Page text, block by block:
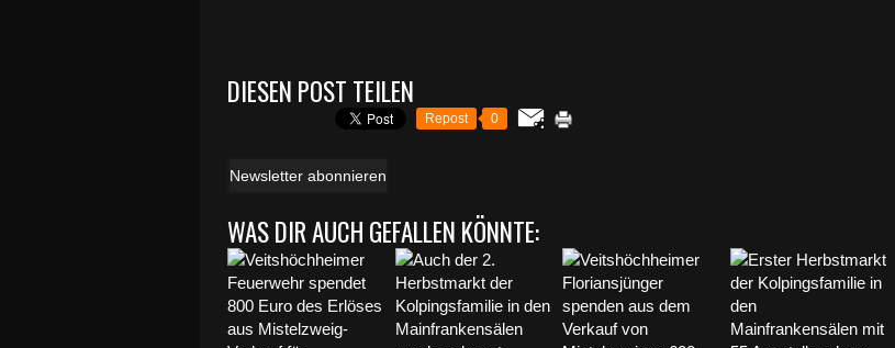
DIESEN POST TEILEN
Repost 0
Newsletter abonnieren
WAS DIR AUCH GEFALLEN KÖNNTE: